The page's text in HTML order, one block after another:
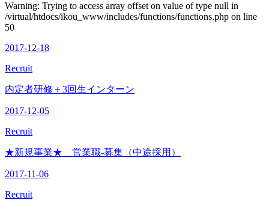
Warning: Trying to access array offset on value of type null in
/virtual/htdocs/ikou_www/includes/functions/functions.php on line
50
2017-12-18
Recruit
内定者研修＋3回生インターン
2017-12-05
Recruit
★新規事業★ 営業職-募集（中途採用）
2017-11-06
Recruit